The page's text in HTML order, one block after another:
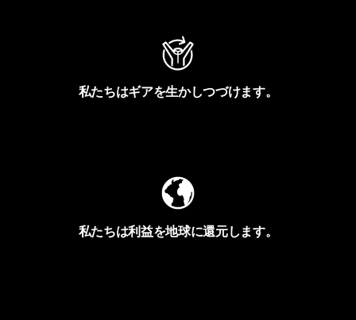
私たちはギアを生かしつづけます。
私たちは利益を地球に還元します。